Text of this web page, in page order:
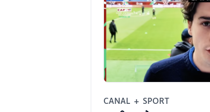
CANAL + SPORT